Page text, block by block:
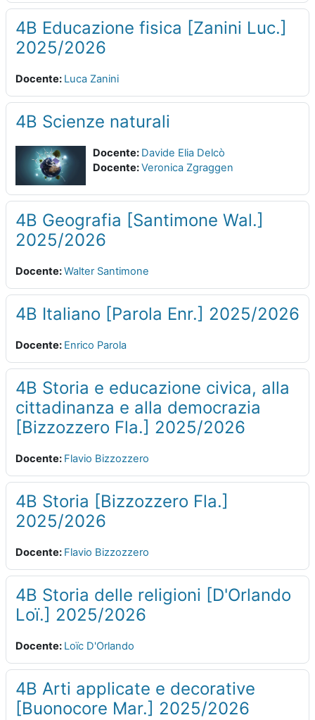
4B Educazione fisica [Zanini Luc.]
2025/2026
Docente: Luca Zanini
4B Scienze naturali
Docente: Davide Elia Delcò
Docente:Veronica Zgraggen
4B Geografia [Santimone Wal.]
2025/2026
Docente:Walter Santimone
4B Italiano [Parola Enr.] 2025/2026
Docente: Enrico Parola
4B Storia e educazione civica, alla
cittadinanza e alla democrazia
[Bizzozzero Fla.] 2025/2026
Docente: Flavio Bizzozzero
4B Storia [Bizzozzero Fla.]
2025/2026
Docente: Flavio Bizzozzero
4B Storia delle religioni [D'Orlando
Loï.] 2025/2026
Docente: Loïc D'Orlando
4B Arti applicate e decorative
[Buonocore Mar.] 2025/2026